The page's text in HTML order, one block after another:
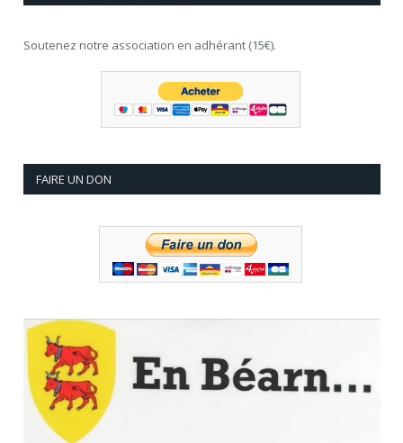
Soutenez notre association en adhérant (15€).
FAIRE UN DON